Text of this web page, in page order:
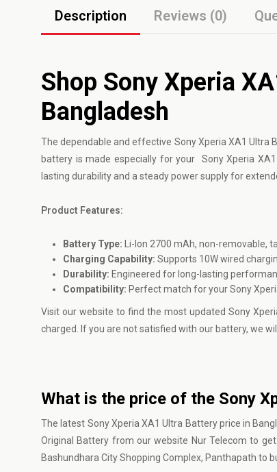
Description Reviews (0)
Shop Sony Xperia
Bangladesh
The dependable and effective SonyXperia XA1 Ultra
battery is made especially for your Sony Xperia
lasting durability and a steady power supply for
Product Features:
Battery Type:
Li-Ion 2700 mAh, non-removable,
Charging Capability: Supports 10W wired
Durability: Engineered for long-lasting
Compatibility: Perfect match for your Sony
Visit our website to find the most updated Sony
charged. If you are not satisfied with our battery, we
What is the price of the Sony
The latest Sony Xperia XA1 Ultra Battery price in
Original Battery from our website Nur Telecom to get
Bashundhara City Shopping Complex, Panthapath to